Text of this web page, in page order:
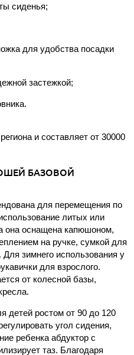
сиденья;
для удобства посадки
застежкой;
и составляет от 30000
БАЗОВОЙ
для перемещения по
литых или
она оснащена капюшоном,
на ручке, сумкой для
зимнего использования у
для взрослого.
от колесной базы,
детей ростом от 90 до 120
угол сидения,
ребенка абдуктор с
таз. Благодаря